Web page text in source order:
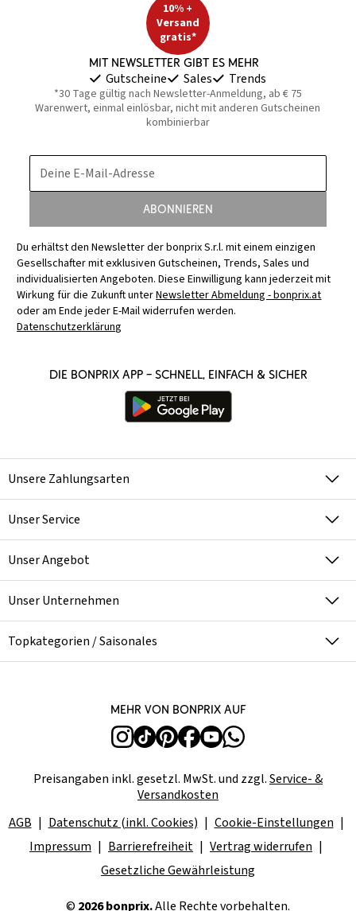
10% +
Versand
gratis*
Mit Newsletter gibt es mehr
Gutscheine Sales Trends
*30 Tage gültig nach Newsletter-Anmeldung, ab € 75
Warenwert, einmal einlösbar, nicht mit anderen Gutscheinen
kombinierbar
Deine E-Mail-Adresse
Abonnieren
Du erhältst den Newsletter der bonprix S.r.l. mit einem einzigen
Gesellschafter mit exklusiven Gutscheinen, Trends, Sales und
individualisierten Angeboten. Diese Einwilligung kann jederzeit mit
Wirkung für die Zukunft unterNewsletter Abmeldung - bonprix.at
oder am Ende jeder E-Mail widerrufen werden.
Datenschutzerklärung
Die bonprix App – schnell, einfach & sicher
Unsere Zahlungsarten
Unser Service
Unser Angebot
Unser Unternehmen
Topkategorien / Saisonales
Mehr von bonprix auf
Preisangaben inkl. gesetzl. MwSt. und zzgl.Service- &
Versandkosten
AGB
Datenschutz (inkl. Cookies)
Cookie-Einstellungen
Impressum
Barrierefreiheit
Vertrag widerrufen
Gesetzliche Gewährleistung
© 2026 bonprix.Alle Rechte vorbehalten.